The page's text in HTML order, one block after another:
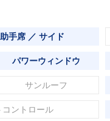
手席 ／ サイド
パワーウィンドウ
サンルーフ
コントロール